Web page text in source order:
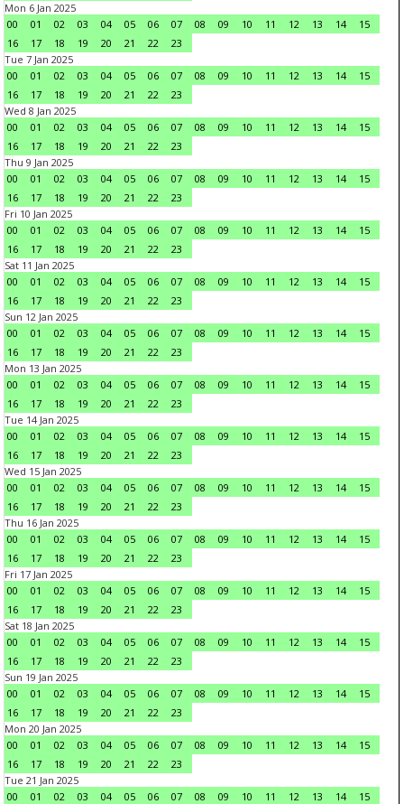
Mon 6 Jan 2025
00
01 02 03 04 05 06 07 08 09 10 11 12 13 14
15
16
17 18 19 20 21 22
23
Tue 7 Jan 2025
00
01 02 03 04 05 06 07 08 09 10 11 12 13 14
15
16
17 18 19 20 21 22
23
Wed 8 Jan 2025
00
01 02 03 04 05 06 07 08 09 10 11 12 13 14
15
16
17 18 19 20 21 22
23
Thu 9 Jan 2025
00
01 02 03 04 05 06 07 08 09 10 11 12 13 14
15
16
17 18 19 20 21 22
23
Fri 10 Jan 2025
00
01 02 03 04 05 06 07 08 09 10 11 12 13 14
15
16
17 18 19 20 21 22
23
Sat 11 Jan 2025
00
01 02 03 04 05 06 07 08 09 10 11 12 13 14
15
16
17 18 19 20 21 22
23
Sun 12 Jan 2025
00
01 02 03 04 05 06 07 08 09 10 11 12 13 14
15
16
17 18 19 20 21 22
23
Mon 13 Jan 2025
00
01 02 03 04 05 06 07 08 09 10 11 12 13 14
15
16
17 18 19 20 21 22
23
Tue 14 Jan 2025
00
01 02 03 04 05 06 07 08 09 10 11 12 13 14
15
16
17 18 19 20 21 22
23
Wed 15 Jan 2025
00
01 02 03 04 05 06 07 08 09 10 11 12 13 14
15
16
17 18 19 20 21 22
23
Thu 16 Jan 2025
00
01 02 03 04 05 06 07 08 09 10 11 12 13 14
15
16
17 18 19 20 21 22
23
Fri 17 Jan 2025
00
01 02 03 04 05 06 07 08 09 10 11 12 13 14
15
16
17 18 19 20 21 22
23
Sat 18 Jan 2025
00
01 02 03 04 05 06 07 08 09 10 11 12 13 14
15
16
17 18 19 20 21 22
23
Sun 19 Jan 2025
00
01 02 03 04 05 06 07 08 09 10 11 12 13 14
15
16
17 18 19 20 21 22
23
Mon 20 Jan 2025
00
01 02 03 04 05 06 07 08 09 10 11 12 13 14
15
16
17 18 19 20 21 22
23
Tue 21 Jan 2025
00
01 02 03 04 05 06 07 08 09 10 11 12 13 14
15